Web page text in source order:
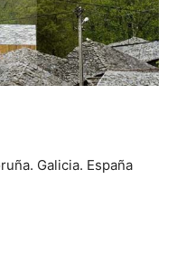
Galicia. España